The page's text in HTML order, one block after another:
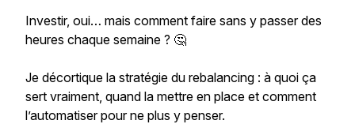
Investir, oui… mais comment faire sans y passer des
heures chaque semaine ? 🤔
Je décortique la stratégie du rebalancing : à quoi ça
sert vraiment, quand la mettre en place et comment
l’automatiser pour ne plus y penser.